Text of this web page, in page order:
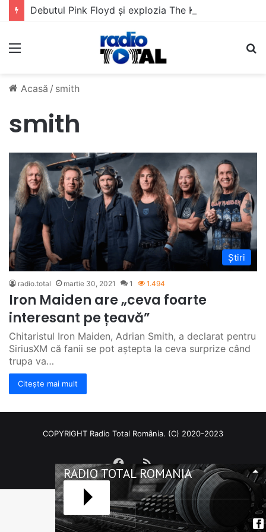
Debutul Pink Floyd și explozia The Kinks
Meniu
Acasă / smith
smith
Știri
radio.total martie 30, 2021 1 1.494
Iron Maiden are „ceva foarte
interesant pe țeavă”
Chitaristul Iron Maiden, Adrian Smith, a declarat pentru
SiriusXM că fanii se pot aștepta la ceva surprize când
trupa va…
Citește mai mult
COPYRIGHT Radio Total România. (C) 2020-2023
Facebook
RSS
RADIO TOTAL ROMANIA